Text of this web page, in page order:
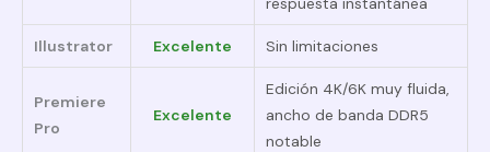
Illustrator Excelente Sin limitaciones
Premiere
Pro
Excelente
Edición 4K/6K muy fluida,
ancho de banda DDR5
notable